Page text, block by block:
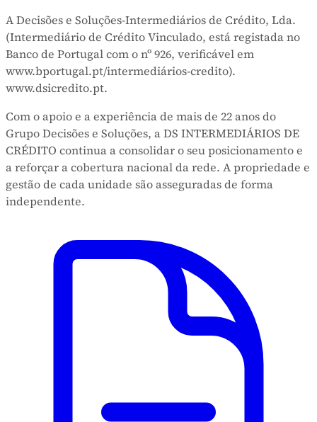
A Decisões e Soluções-Intermediários de Crédito, Lda.
(Intermediário de Crédito Vinculado, está registada no
Banco de Portugal com o nº 926, verificável em
www.bportugal.pt/intermediários-credito).
www.dsicredito.pt.
Com o apoio e a experiência de mais de 22 anos do
Grupo Decisões e Soluções, a DS INTERMEDIÁRIOS DE
CRÉDITO continua a consolidar o seu posicionamento e
a reforçar a cobertura nacional da rede. A propriedade e
gestão de cada unidade são asseguradas de forma
independente.